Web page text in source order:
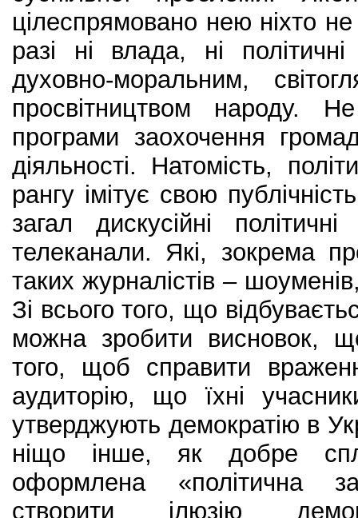
цілеспрямовано нею ніхто
разі ні влада, ні
духовно-моральним,
просвітництвом народу.
програми заохочення
діяльності. Натомість,
рангу імітує свою
загал дискусійні
телеканали. Які, зокрема
таких журналістів –
Зі всього того, що
можна зробити висновок,
того, щоб справити
аудиторію, що їхні
утверджують демократію в
ніщо інше, як добре
оформлена «політична
створити ілюзію